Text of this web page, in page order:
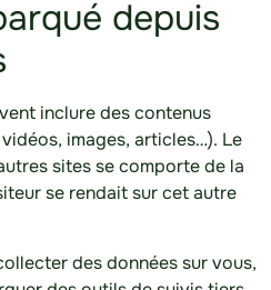
depuis
inclure des contenus
images, articles…). Le
sites se comporte de la
se rendait sur cet autre
des données sur vous,